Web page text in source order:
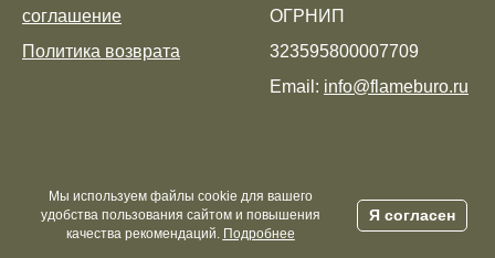
соглашение
Политика возврата
ОГРНИП
323595800007709
Email: info@flameburo.ru
Мы используем файлы cookie для вашего
удобства пользования сайтом и повышения
качества рекомендаций. Подробнее
Я согласен